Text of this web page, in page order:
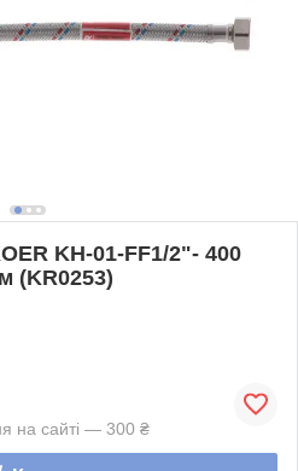
KH-01-FF1/2"- 400
(KR0253)
на сайті — 300 ₴